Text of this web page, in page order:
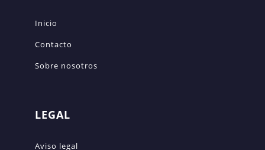
Inicio
Contacto
Sobre nosotros
LEGAL
Aviso legal